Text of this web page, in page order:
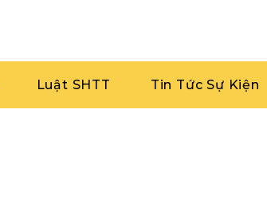
Luật SHTT Tin Tức Sự Kiện